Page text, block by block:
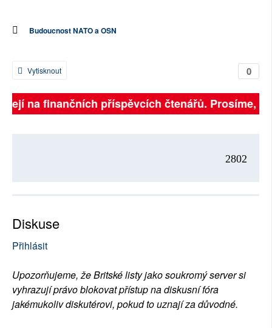
Budoucnost NATO a OSN
0
Vytisknout
na finančních příspěvcích čtenářů. Prosíme,
2802
Diskuse
Přihlásit
Upozorňujeme, že Britské listy jako soukromý server si
vyhrazují právo blokovat přístup na diskusní fóra
jakémukoliv diskutérovi, pokud to uznají za důvodné.